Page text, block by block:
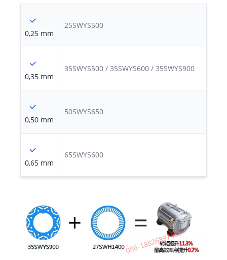
0,25 mm
25SWYS500
0,35 mm
35SWYS500 / 35SWYS600 / 35SWYS900
0,50 mm
50SWYS650
0,65 mm
65SWYS600